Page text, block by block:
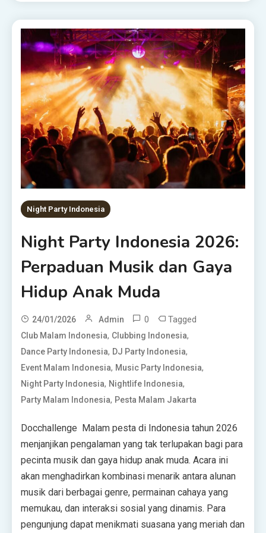
Night Party Indonesia
Night Party Indonesia 2026:
Perpaduan Musik dan Gaya
Hidup Anak Muda
24/01/2026 Admin 0 Tagged
Club Malam Indonesia, Clubbing Indonesia,
Dance Party Indonesia, DJ Party Indonesia,
Event Malam Indonesia, Music Party Indonesia,
Night Party Indonesia, Nightlife Indonesia,
Party Malam Indonesia, Pesta Malam Jakarta
Docchallenge Malam pesta di Indonesia tahun 2026
menjanjikan pengalaman yang tak terlupakan bagi para
pecinta musik dan gaya hidup anak muda. Acara ini
akan menghadirkan kombinasi menarik antara alunan
musik dari berbagai genre, permainan cahaya yang
memukau, dan interaksi sosial yang dinamis. Para
pengunjung dapat menikmati suasana yang meriah dan